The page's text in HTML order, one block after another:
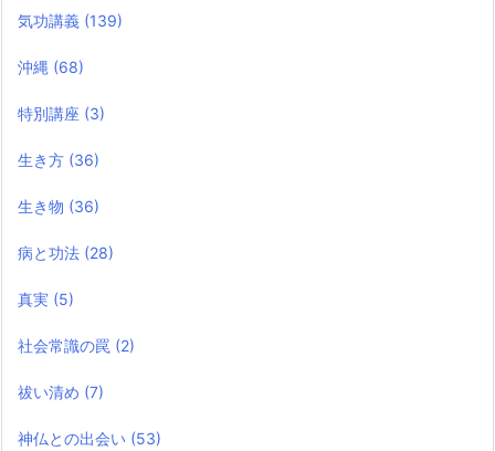
気功講義 (139)
沖縄 (68)
特別講座 (3)
生き方 (36)
生き物 (36)
病と功法 (28)
真実 (5)
社会常識の罠 (2)
祓い清め (7)
神仏との出会い (53)